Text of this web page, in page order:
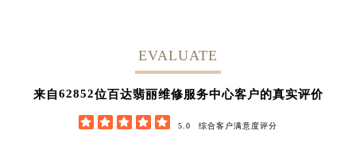
EVALUATE
来自62852位百达翡丽维修服务中心客户的真实评价
     5.0 综合客户满意度评分